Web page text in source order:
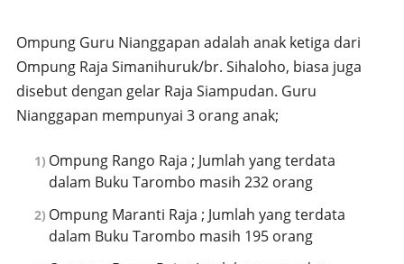
Ompung Guru Nianggapan adalah anak ketiga dari
Ompung Raja Simanihuruk/br. Sihaloho, biasa juga
disebut dengan gelar Raja Siampudan. Guru
Nianggapan mempunyai 3 orang anak;
Ompung Rango Raja ; Jumlah yang terdata
dalam Buku Tarombo masih 232 orang
Ompung Maranti Raja ; Jumlah yang terdata
dalam Buku Tarombo masih 195 orang